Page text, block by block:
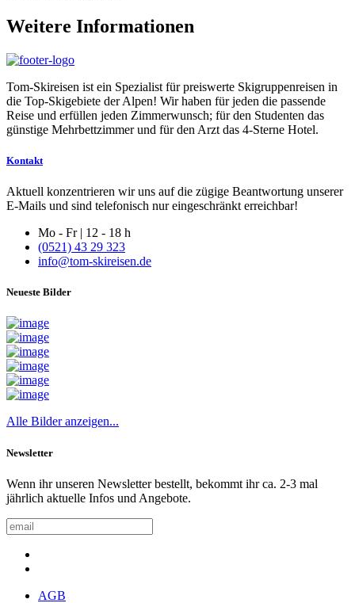
Weitere Informationen
Tom-Skireisen ist ein Spezialist für preiswerte Skigruppenreisen in
die Top-Skigebiete der Alpen! Wir haben für jeden die passende
Reise und erfüllen jeden Zimmerwunsch; für den Studenten das
günstige Mehrbettzimmer und für den Arzt das 4-Sterne Hotel.
Kontakt
Aktuell konzentrieren wir uns auf die zügige Beantwortung unserer
E-Mails und sind telefonisch nur eingeschränkt erreichbar!
Mo - Fr | 12 - 18 h
(0521) 43 29 323
info@tom-skireisen.de
Neueste Bilder
Alle Bilder anzeigen...
Newsletter
Wenn ihr unseren Newsletter bestellt, bekommt ihr ca. 2-3 mal
jährlich aktuelle Infos und Angebote.
AGB